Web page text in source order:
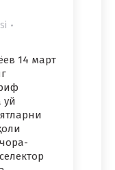
14 март
уй